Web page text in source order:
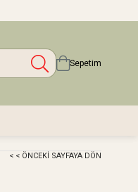
Sepetim
< < ÖNCEKI SAYFAYA DÖN